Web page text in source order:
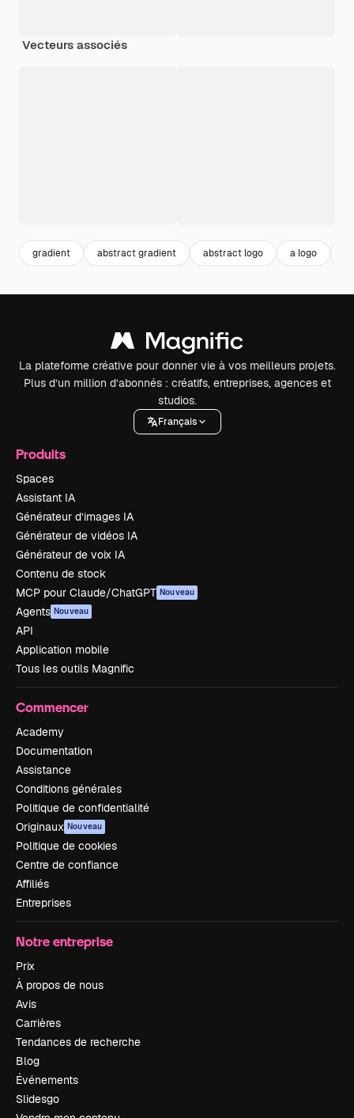
Vecteurs associés
gradient abstract gradient abstract logo a logo
La plateforme créative pour donner vie à vos meilleurs projets.
Plus d’un million d’abonnés : créatifs, entreprises, agences et
studios.
Français
Produits
Spaces
Assistant IA
Générateur d’images IA
Générateur de vidéos IA
Générateur de voix IA
Contenu de stock
MCP pour Claude/ChatGPT Nouveau
Agents Nouveau
API
Application mobile
Tous les outils Magnific
Commencer
Academy
Documentation
Assistance
Conditions générales
Politique de confidentialité
Originaux Nouveau
Politique de cookies
Centre de confiance
Affiliés
Entreprises
Notre entreprise
Prix
À propos de nous
Avis
Carrières
Tendances de recherche
Blog
Événements
Slidesgo